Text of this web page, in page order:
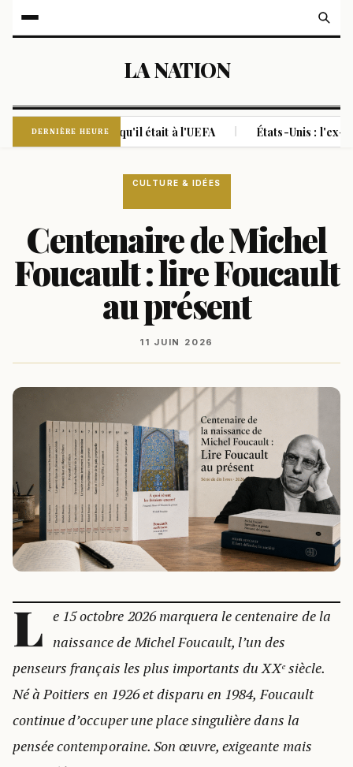
LA NATION
DERNIÈRE HEURE
lorsqu'il était à l'UEFA | États-Unis : l'ex-avocat
CULTURE & IDÉES
Centenaire de Michel
Foucault : lire Foucault
au présent
11 JUIN 2026
L e 15 octobre 2026 marquera le centenaire de la
naissance de Michel Foucault, l’un des
penseurs français les plus importants du XXᵉ siècle.
Né à Poitiers en 1926 et disparu en 1984, Foucault
continue d’occuper une place singulière dans la
pensée contemporaine. Son œuvre, exigeante mais